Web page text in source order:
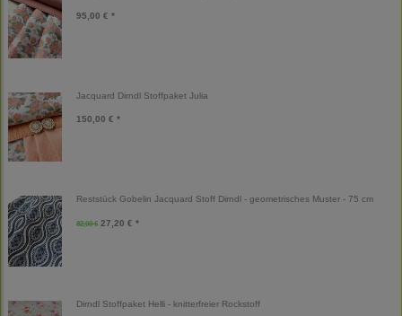
95,00 € *
Jacquard Dirndl Stoffpaket Julia
150,00 € *
Reststück Gobelin Jacquard Stoff Dirndl - geometrisches Muster - 75 cm
32,00 € 27,20 € *
Dirndl Stoffpaket Helli - knitterfreier Rockstoff